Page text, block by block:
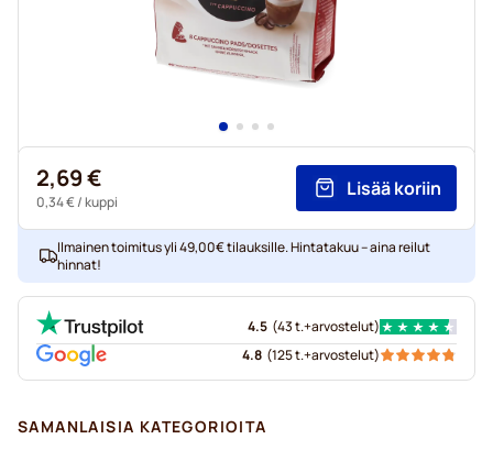
2,69 €
0,34 €/ kuppi
Lisää koriin
Ilmainen toimitus yli 49,00€ tilauksille. Hintatakuu – aina reilut
hinnat!
4.5 (43 t.+arvostelut)
4.8 (125 t.+arvostelut)
SAMANLAISIA KATEGORIOITA